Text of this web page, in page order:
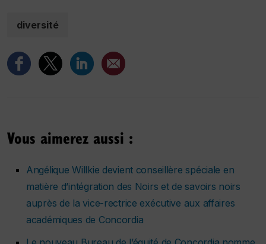
diversité
Vous aimerez aussi :
Angélique Willkie devient conseillère spéciale en
matière d’intégration des Noirs et de savoirs noirs
auprès de la vice-rectrice exécutive aux affaires
académiques de Concordia